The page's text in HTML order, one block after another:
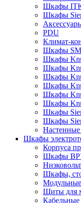
Шкафы
Шкафы
PDU
Климат-
Шкафы
Шкафы
Шкафы
Шкафы
Шкафы
Шкафы
Шкафы
Шкафы
Шкафы
Шкафы
Корпуса
Шкафы
Шкафы,
Модульные
Щиты для
Кабельные